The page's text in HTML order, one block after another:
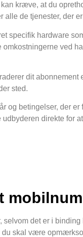
kræve, at du
alle de tjenester, der
specifik hardware
ved
dit
sted.
og betingelser, der
direkte for
selvom det er i
du skal være